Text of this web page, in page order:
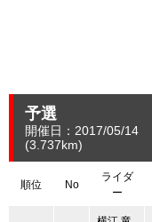
予選
開催日：2017/05/14
(3.737km)
順位 No
ライダ
ー